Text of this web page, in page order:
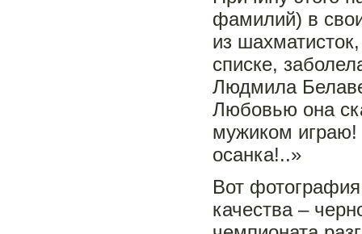
фамилий) в
из
списке,
Людмила
Любовью она
мужиком играю!
осанка!..»
Вот
качества –